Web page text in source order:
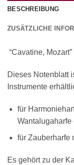
BESCHREIBUNG
ZUSÄTZLICHE
“Cavatine, Mozart”
Dieses Notenblatt
Instrumente
für
Wantalugaharfe
für Zauberharfe
Es gehört zu der